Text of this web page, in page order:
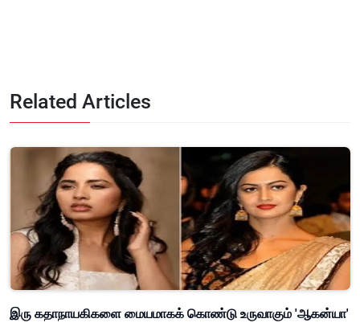
Related Articles
இரு கதாநாயகிகளை மையமாகக் கொண்டு உருவாகும் 'ஆகன்யா'